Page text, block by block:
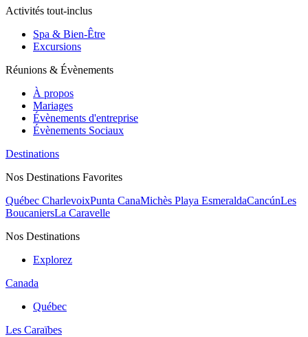
Activités tout-inclus
Spa & Bien-Être
Excursions
Réunions & Évènements
À propos
Mariages
Évènements d'entreprise
Évènements Sociaux
Destinations
Nos Destinations Favorites
Québec CharlevoixPunta CanaMichès Playa EsmeraldaCancúnLes
BoucaniersLa Caravelle
Nos Destinations
Explorez
Canada
Québec
Les Caraïbes